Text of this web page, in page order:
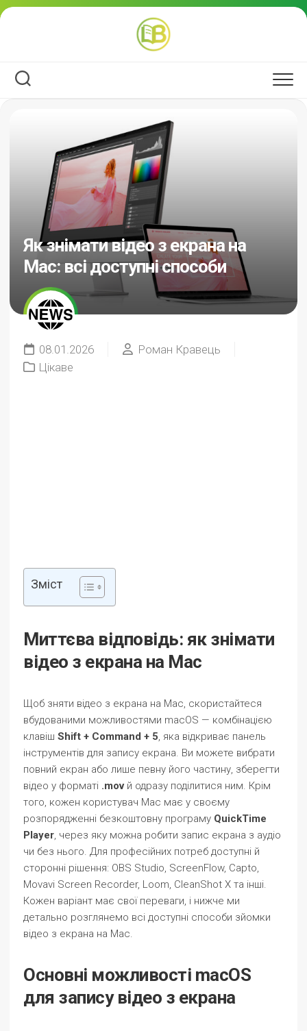
Перейти
Як знімати відео з екрана на
Mac: всі доступні способи
08.01.2026
Роман Кравець
Цікаве
Зміст
Миттєва відповідь: як знімати
відео з екрана на Mac
Щоб зняти відео з екрана на Mac, скористайтеся
вбудованими можливостями macOS — комбінацією
клавіш Shift + Command + 5, яка відкриває панель
інструментів для запису екрана. Ви можете вибрати
повний екран або лише певну його частину, зберегти
відео у форматі .movй одразу поділитися ним. Крім
того, кожен користувач Mac має у своєму
розпорядженні безкоштовну програму QuickTime
Player, через яку можна робити запис екрана з аудіо
чи без нього. Для професійних потреб доступні й
сторонні рішення: OBS Studio, ScreenFlow, Capto,
Movavi Screen Recorder, Loom, CleanShot X та інші.
Кожен варіант має свої переваги, і нижче ми
детально розглянемо всі доступні способи зйомки
відео з екрана на Mac.
Основні можливості macOS
для запису відео з екрана